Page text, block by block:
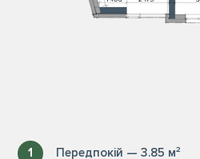
1 Передпокій — 3.85 м²